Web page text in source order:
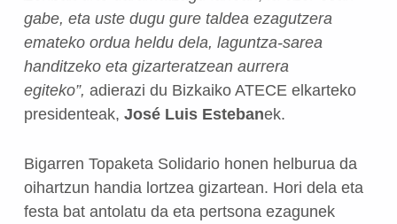
gabe, eta uste dugu gure taldea ezagutzera
emateko ordua heldu dela, laguntza-sarea
handitzeko eta gizarteratzean aurrera
egiteko”, adierazi du Bizkaiko ATECE elkarteko
presidenteak, José Luis Estebanek.
Bigarren Topaketa Solidario honen helburua da
oihartzun handia lortzea gizartean. Hori dela eta
festa bat antolatu da eta pertsona ezagunek